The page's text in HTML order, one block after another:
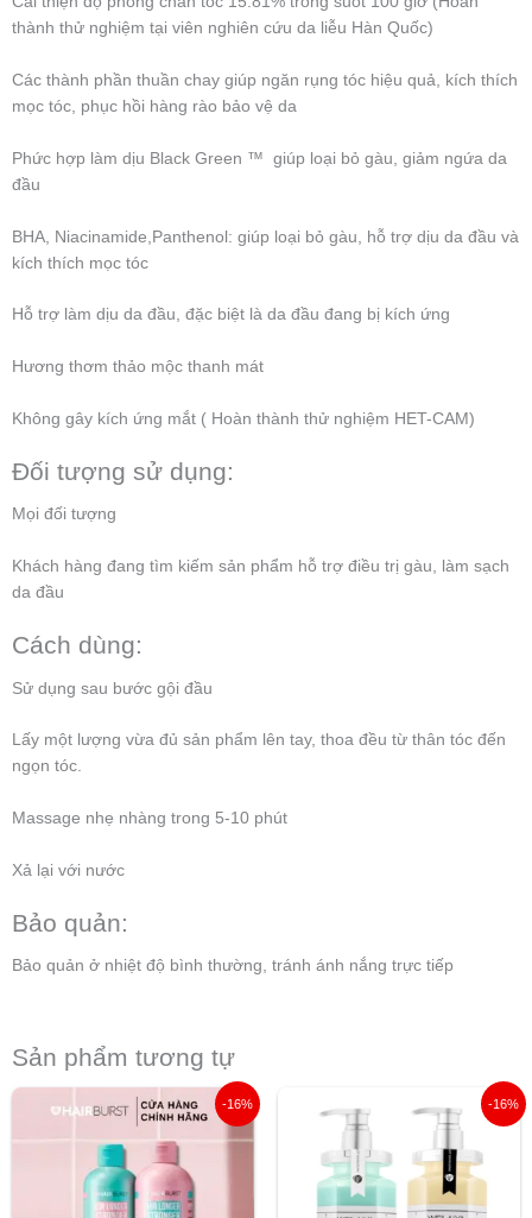
thành thử nghiệm tại viên nghiên cứu da liễu Hàn Quốc)
Các thành phần thuần chay giúp ngăn rụng tóc hiệu quả, kích thích
mọc tóc, phục hồi hàng rào bảo vệ da
Phức hợp làm dịu Black Green ™ giúp loại bỏ gàu, giảm ngứa da
đầu
BHA, Niacinamide,Panthenol: giúp loại bỏ gàu, hỗ trợ dịu da đầu và
kích thích mọc tóc
Hỗ trợ làm dịu da đầu, đặc biệt là da đầu đang bị kích ứng
Hương thơm thảo mộc thanh mát
Không gây kích ứng mắt ( Hoàn thành thử nghiệm HET-CAM)
Đối tượng sử dụng:
Mọi đối tượng
Khách hàng đang tìm kiếm sản phẩm hỗ trợ điều trị gàu, làm sạch
da đầu
Cách dùng:
Sử dụng sau bước gội đầu
Lấy một lượng vừa đủ sản phẩm lên tay, thoa đều từ thân tóc đến
ngọn tóc.
Massage nhẹ nhàng trong 5-10 phút
Xả lại với nước
Bảo quản:
Bảo quản ở nhiệt độ bình thường, tránh ánh nắng trực tiếp
Sản phẩm tương tự
-16%
gốc
là:
750.000 ₫.
Giá
hiện
tại
là:
629.000 ₫.
-16%
1.370.000 ₫.
Giá
hiện
là: